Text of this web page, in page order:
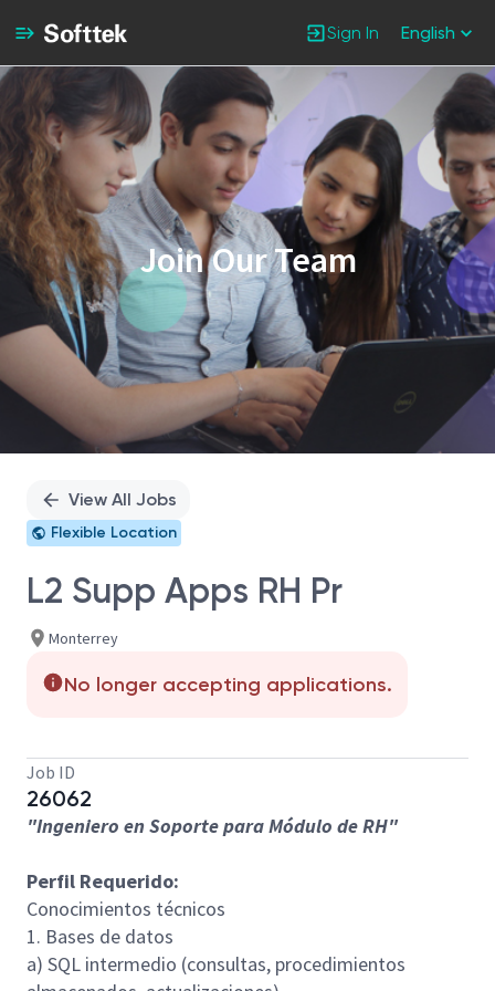
Sign In English
Single
Position
Join Our Team
View All Jobs
Flexible Location
L2 Supp Apps RH Pr
Monterrey
No longer accepting applications.
Job ID
26062
"Ingeniero en Soporte para Módulo de RH"
Perfil Requerido:
Conocimientos técnicos
1. Bases de datos
a) SQL intermedio (consultas, procedimientos